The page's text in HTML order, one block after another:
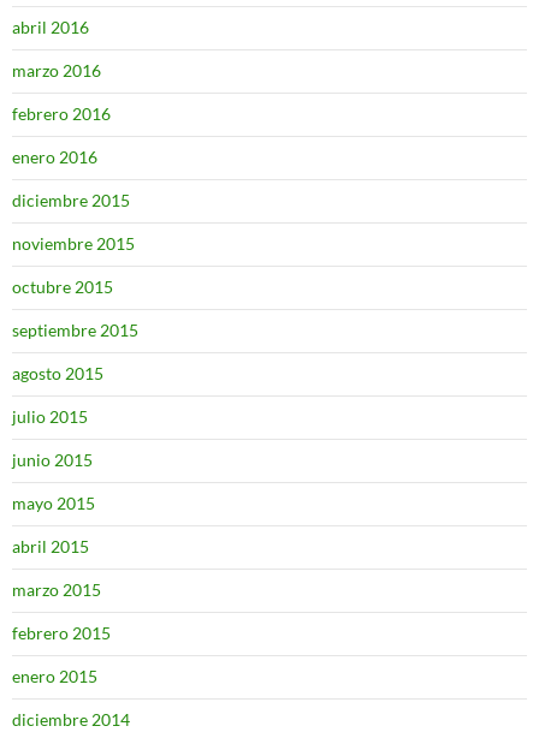
abril 2016
marzo 2016
febrero 2016
enero 2016
diciembre 2015
noviembre 2015
octubre 2015
septiembre 2015
agosto 2015
julio 2015
junio 2015
mayo 2015
abril 2015
marzo 2015
febrero 2015
enero 2015
diciembre 2014